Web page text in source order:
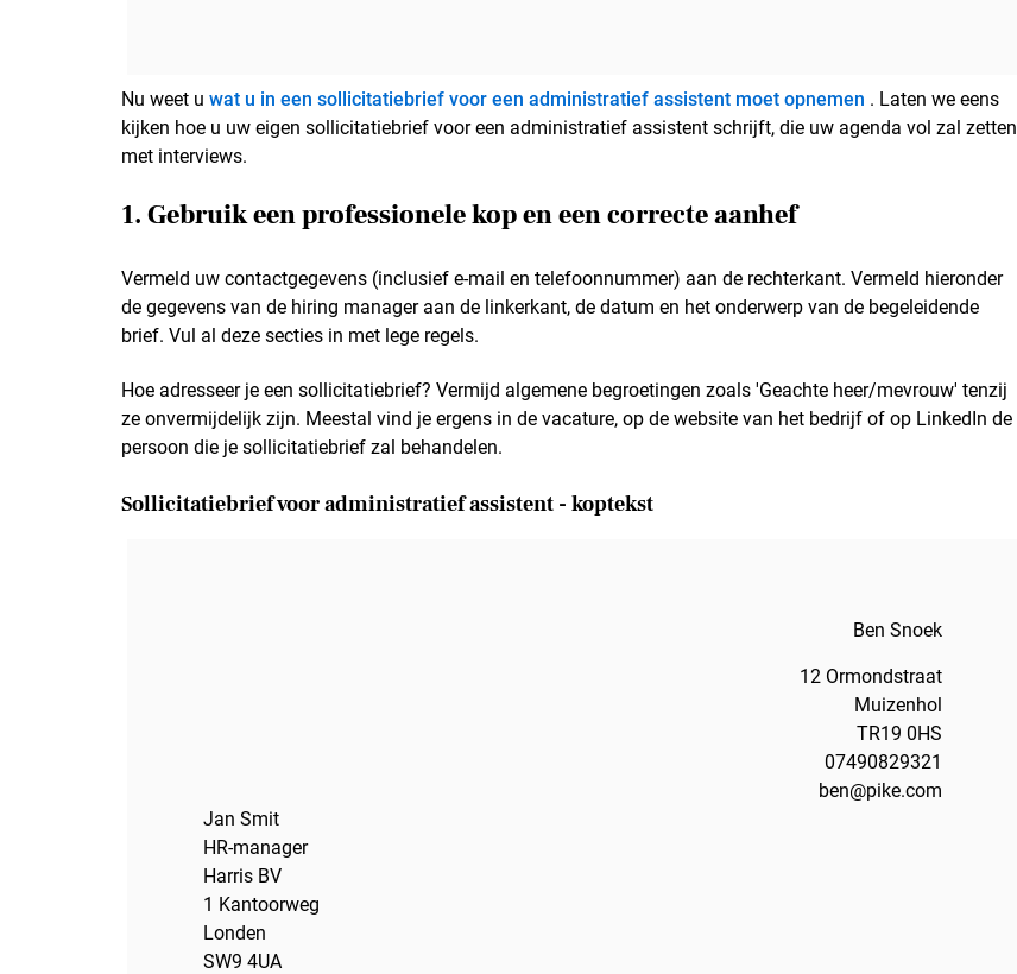
Nu weet u wat u in een sollicitatiebrief voor een administratief assistent moet opnemen . Laten we eens
kijken hoe u uw eigen sollicitatiebrief voor een administratief assistent schrijft, die uw agenda vol zal zetten
met interviews.
1. Gebruik een professionele kop en een correcte aanhef
Vermeld uw contactgegevens (inclusief e-mail en telefoonnummer) aan de rechterkant. Vermeld hieronder
de gegevens van de hiring manager aan de linkerkant, de datum en het onderwerp van de begeleidende
brief. Vul al deze secties in met lege regels.
Hoe adresseer je een sollicitatiebrief? Vermijd algemene begroetingen zoals 'Geachte heer/mevrouw' tenzij
ze onvermijdelijk zijn. Meestal vind je ergens in de vacature, op de website van het bedrijf of op LinkedIn de
persoon die je sollicitatiebrief zal behandelen.
Sollicitatiebrief voor administratief assistent - koptekst
Ben Snoek
12 Ormondstraat
Muizenhol
TR19 0HS
07490829321
ben@pike.com
Jan Smit
HR-manager
Harris BV
1 Kantoorweg
Londen
SW9 4UA